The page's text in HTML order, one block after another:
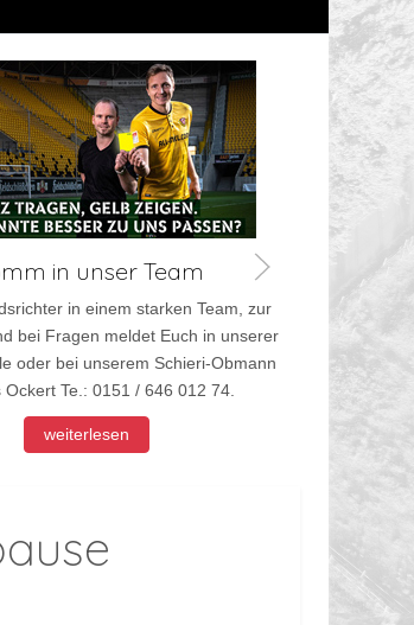
in unser Team
in einem starken Team, zur
bei Fragen meldet Euch in unserer
oder bei unserem Schieri-Obmann
Ockert Te.: 0151 / 646 012 74.
weiterlesen